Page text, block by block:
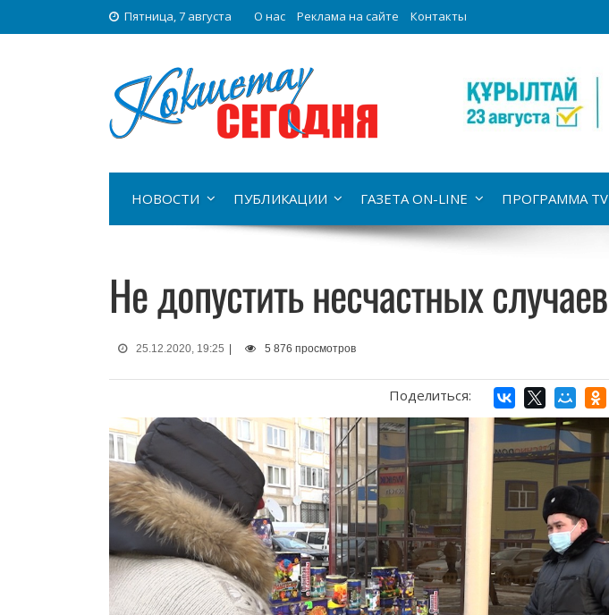
Пятница, 7 августа О нас Реклама на сайте Контакты
НОВОСТИ ПУБЛИКАЦИИ ГАЗЕТА ON-LINE ПРОГРАММА TV
Не допустить несчастных случаев
25.12.2020, 19:25 | 5 876 просмотров
Поделиться: